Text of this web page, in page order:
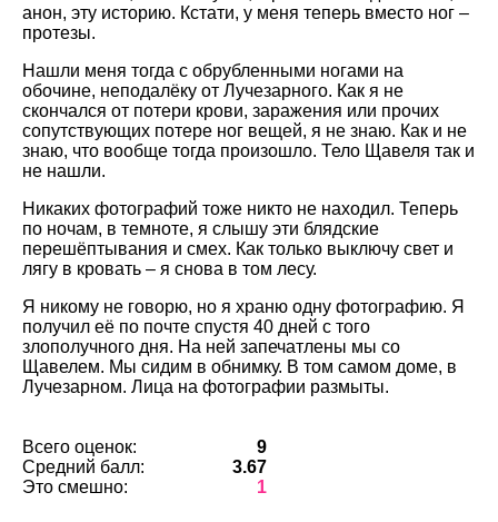
анон, эту историю. Кстати, у меня теперь вместо ног –
протезы.
Нашли меня тогда с обрубленными ногами на
обочине, неподалёку от Лучезарного. Как я не
скончался от потери крови, заражения или прочих
сопутствующих потере ног вещей, я не знаю. Как и не
знаю, что вообще тогда произошло. Тело Щавеля так и
не нашли.
Никаких фотографий тоже никто не находил. Теперь
по ночам, в темноте, я слышу эти блядские
перешёптывания и смех. Как только выключу свет и
лягу в кровать – я снова в том лесу.
Я никому не говорю, но я храню одну фотографию. Я
получил её по почте спустя 40 дней с того
злополучного дня. На ней запечатлены мы со
Щавелем. Мы сидим в обнимку. В том самом доме, в
Лучезарном. Лица на фотографии размыты.
Всего оценок:
9
Средний балл:
3.67
Это смешно:
1